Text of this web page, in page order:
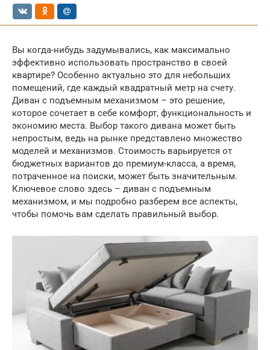
Вы когда-нибудь задумывались, как максимально
эффективно использовать пространство в своей
квартире? Особенно актуально это для небольших
помещений, где каждый квадратный метр на счету.
Диван с подъемным механизмом – это решение,
которое сочетает в себе комфорт, функциональность и
экономию места. Выбор такого дивана может быть
непростым, ведь на рынке представлено множество
моделей и механизмов. Стоимость варьируется от
бюджетных вариантов до премиум-класса, а время,
потраченное на поиски, может быть значительным.
Ключевое слово здесь – диван с подъемным
механизмом, и мы подробно разберем все аспекты,
чтобы помочь вам сделать правильный выбор.